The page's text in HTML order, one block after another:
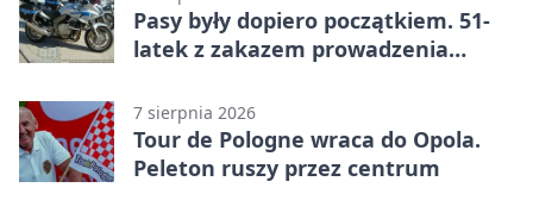
Pasy były dopiero początkiem. 51-
latek z zakazem prowadzenia
7 sierpnia 2026
Tour de Pologne wraca do Opola.
Peleton ruszy przez centrum